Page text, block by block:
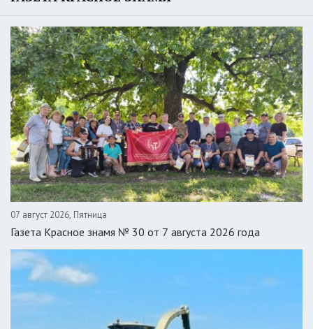
07 август 2026, Пятница
Газета Красное знамя № 30 от 7 августа 2026 года